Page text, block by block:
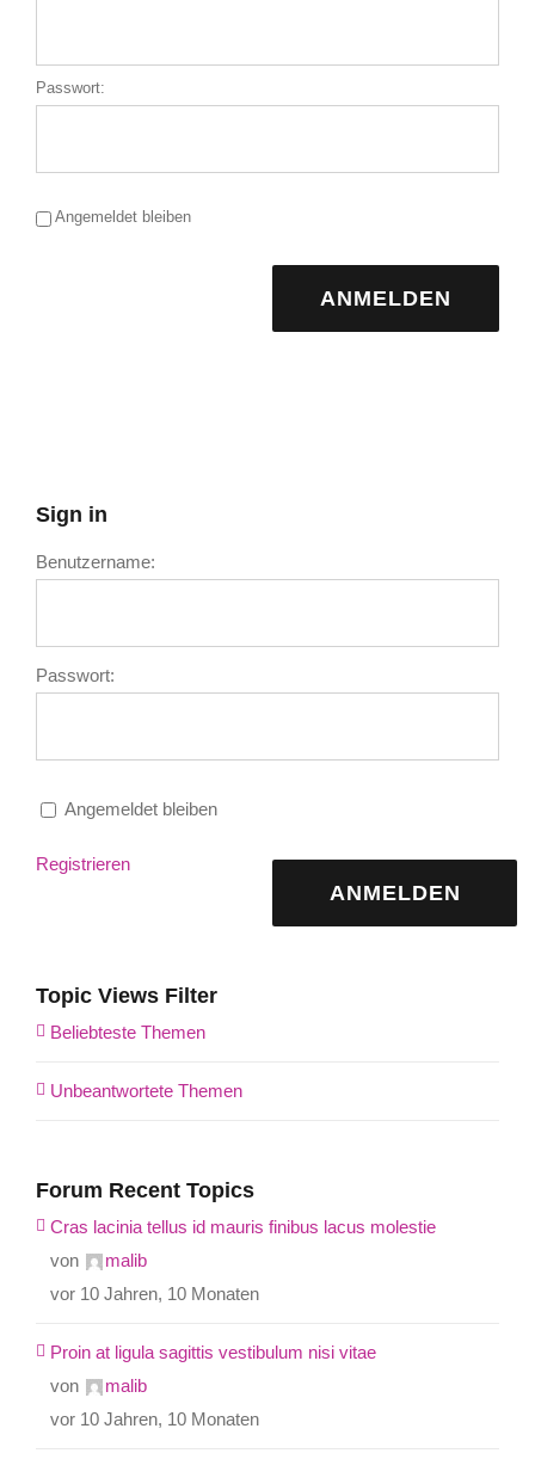
Passwort:
Angemeldet bleiben
ANMELDEN
Sign in
Benutzername:
Passwort:
Angemeldet bleiben
ANMELDEN
Registrieren
Topic Views Filter
Beliebteste Themen
Unbeantwortete Themen
Forum Recent Topics
Cras lacinia tellus id mauris finibus lacus molestie
von
malib
vor 10 Jahren, 10 Monaten
Proin at ligula sagittis vestibulum nisi vitae
von
malib
vor 10 Jahren, 10 Monaten